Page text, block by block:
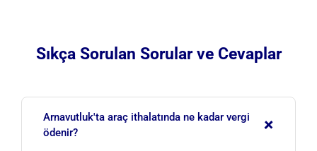
Sıkça Sorulan Sorular ve Cevaplar
Arnavutluk'ta araç ithalatında ne kadar vergi
ödenir?
+